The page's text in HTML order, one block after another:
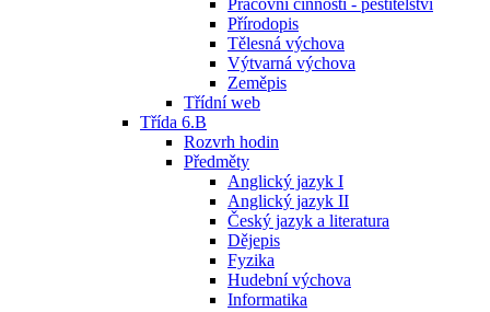
Pracovní činnosti - pěstitelství
Přírodopis
Tělesná výchova
Výtvarná výchova
Zeměpis
Třídní web
Třída 6.B
Rozvrh hodin
Předměty
Anglický jazyk I
Anglický jazyk II
Český jazyk a literatura
Dějepis
Fyzika
Hudební výchova
Informatika